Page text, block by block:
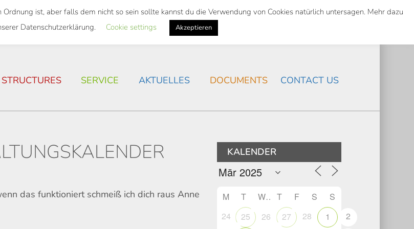
Suche
Search
HOUSING SITUATION IN ROSTOCK NEWS
STRUCTURES SERVICE AKTUELLES DOCUMENTS CONTACT US
das funktioniert schmeiß ich dich raus Anne
KALENDER
M T W T F S
S
24
25 26 27 28 1
2
ist, aber falls dem nicht so sein sollte kannst du die Verwendung von Cookies natürlich untersagen. Mehr dazu
Datenschutzerklärung.
Cookie settings Akzeptieren